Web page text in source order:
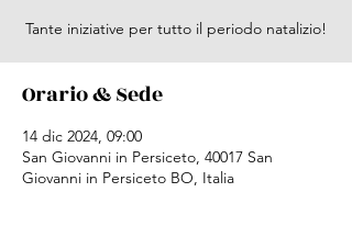
Tante iniziative per tutto il periodo natalizio!
Orario & Sede
14 dic 2024, 09:00
San Giovanni in Persiceto, 40017 San
Giovanni in Persiceto BO, Italia